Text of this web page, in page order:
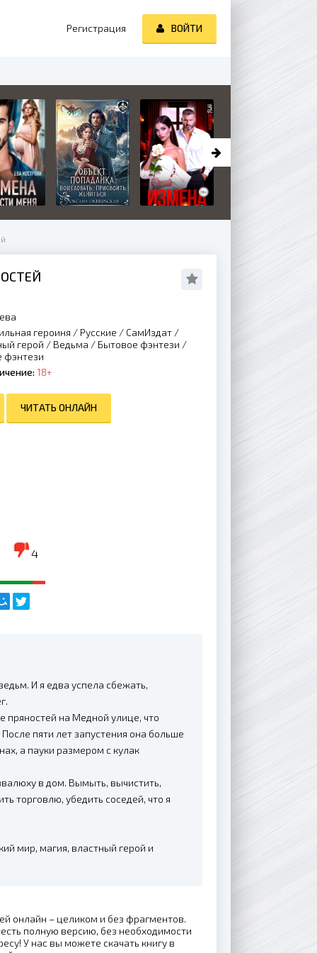
героиня / Русские / СамИздат /
герой / Ведьма / Бытовое фэнтези /
фэнтези
18+
ЧИТАТЬ ОНЛАЙН
4
И я едва успела сбежать,
пряностей на Медной улице, что
пяти лет запустения она больше
а пауки размером с кулак
в дом. Вымыть, вычистить,
торговлю, убедить соседей, что я
мир, магия, властный герой и
онлайн – целиком и без фрагментов.
полную версию, без необходимости
У нас вы можете скачать книгу в
Регистрация ВОЙТИ